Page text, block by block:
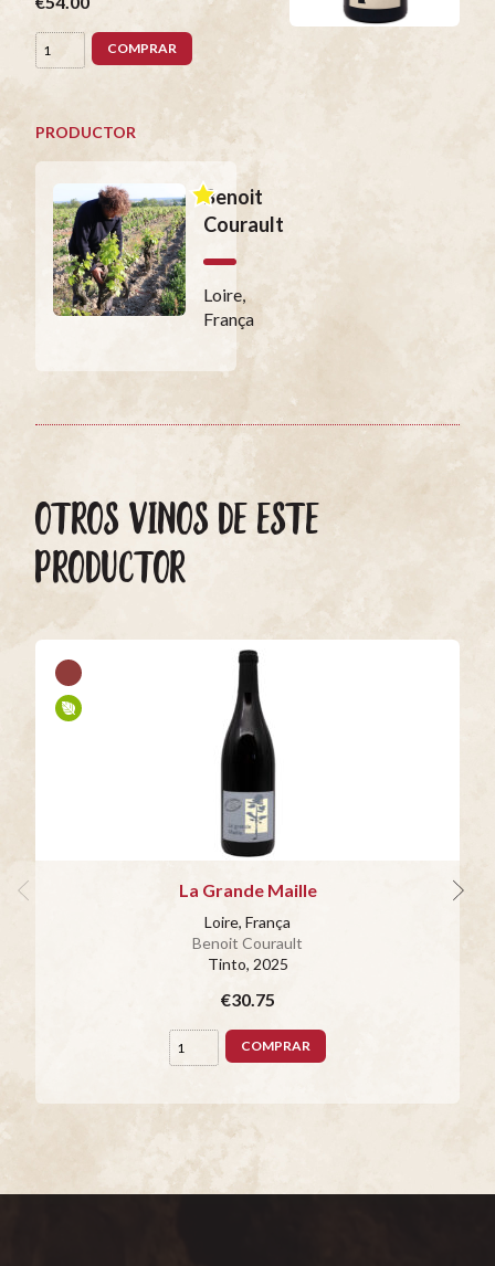
COMPRAR
PRODUCTOR
Benoit
Courault
Loire,
França
OTROS VINOS DE ESTE
PRODUCTOR
La Grande Maille
Loire, França
Benoit Courault
Tinto, 2025
€30.75
COMPRAR